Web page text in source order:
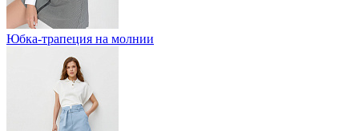
Юбка-трапеция на молнии